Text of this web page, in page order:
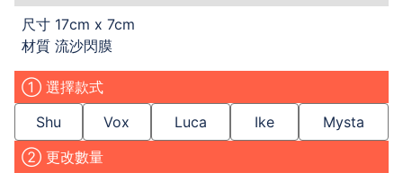
尺寸 17cm x 7cm
材質 流沙閃膜
① 選擇款式
Shu
Vox Luca Ike
Mysta
② 更改數量